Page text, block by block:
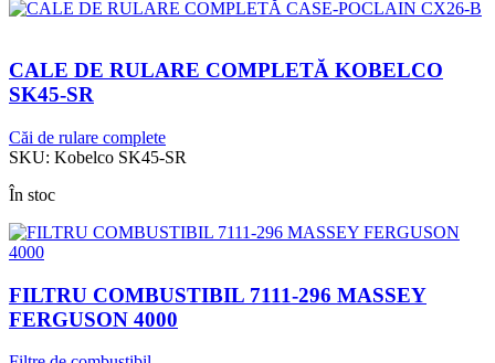
CALE DE RULARE COMPLETĂ KOBELCO
SK45-SR
Căi de rulare complete
SKU: Kobelco SK45-SR
În stoc
FILTRU COMBUSTIBIL 7111-296 MASSEY
FERGUSON 4000